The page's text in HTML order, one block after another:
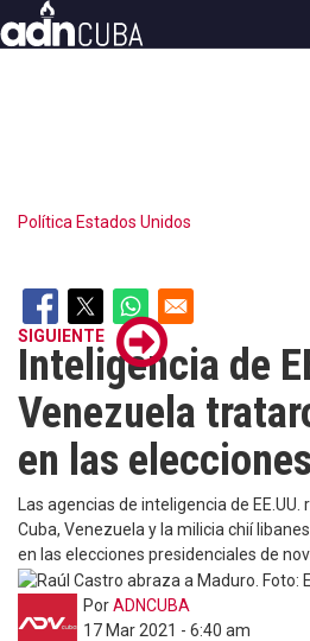
to
Política Estados Unidos
SIGUIENTE
Inteligencia de
Venezuela
en las elecciones
Las agencias de inteligencia de
Cuba, Venezuela y la milicia chií
en las elecciones presidenciales de
PorADNCUBA
17 Mar 2021 - 6:40 am